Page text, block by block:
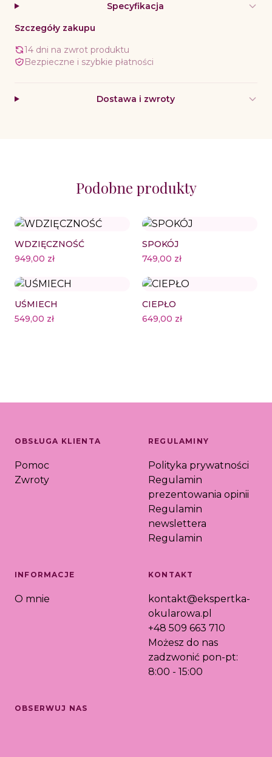
Specyfikacja
Szczegóły zakupu
14 dni na zwrot produktu
Bezpieczne i szybkie płatności
Dostawa i zwroty
Podobne produkty
WDZIĘCZNOŚĆ
949,00 zł
SPOKÓJ
749,00 zł
UŚMIECH
549,00 zł
CIEPŁO
649,00 zł
OBSŁUGA KLIENTA
Pomoc
Zwroty
REGULAMINY
Polityka prywatności
Regulamin
prezentowania opinii
Regulamin
newslettera
Regulamin
INFORMACJE
O mnie
KONTAKT
kontakt@ekspertka-
okularowa.pl
+48 509 663 710
Możesz do nas
zadzwonić pon-pt:
8:00 - 15:00
OBSERWUJ NAS